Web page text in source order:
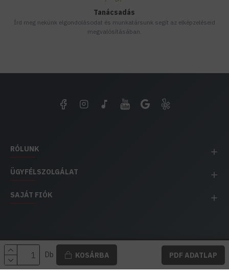
Db KOSÁRBA PDF ADATLAP
Tanácsadás
Írd meg nekünk elgondolásodat és munkatársunk segít az elképzeléseid
megvalósításában.
RÓLUNK
ÜGYFÉLSZOLGÁLAT
SAJÁT FIÓK
EH IMPEX / Copyright © 1991-2025 Energia Háza